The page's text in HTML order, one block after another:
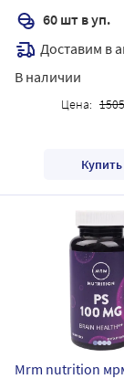
60 шт в уп.
Доставим в
В наличии
Цена:
Купить
Mrm nutrition